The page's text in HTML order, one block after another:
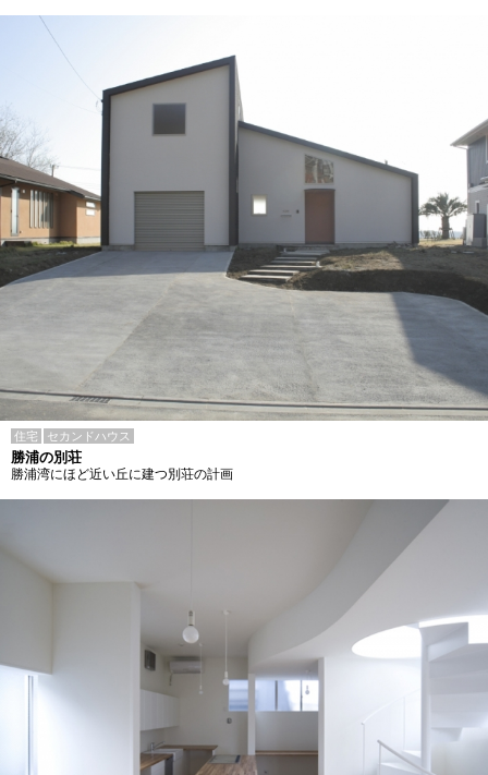
住宅 セカンドハウス
勝浦の別荘
勝浦湾にほど近い丘に建つ別荘の計画